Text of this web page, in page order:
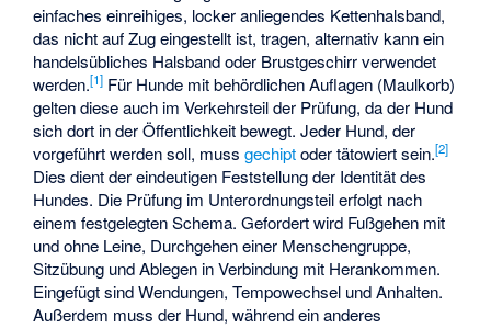
einfaches einreihiges, locker anliegendes Kettenhalsband,
das nicht auf Zug eingestellt ist, tragen, alternativ kann ein
handelsübliches Halsband oder Brustgeschirr verwendet
werden.[1] Für Hunde mit behördlichen Auflagen (Maulkorb)
gelten diese auch im Verkehrsteil der Prüfung, da der Hund
sich dort in der Öffentlichkeit bewegt. Jeder Hund, der
vorgeführt werden soll, mussgechiptoder tätowiert sein.[2]
Dies dient der eindeutigen Feststellung der Identität des
Hundes. Die Prüfung im Unterordnungsteil erfolgt nach
einem festgelegten Schema. Gefordert wird Fußgehen mit
und ohne Leine, Durchgehen einer Menschengruppe,
Sitzübung und Ablegen in Verbindung mit Herankommen.
Eingefügt sind Wendungen, Tempowechsel und Anhalten.
Außerdem muss der Hund, während ein anderes